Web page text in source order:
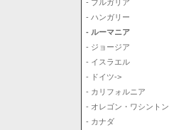
- ブルガリア
- ハンガリー
- ルーマニア
- ジョージア
- イスラエル
- ドイツ->
- カリフォルニア
- オレゴン・ワシントン
- カナダ